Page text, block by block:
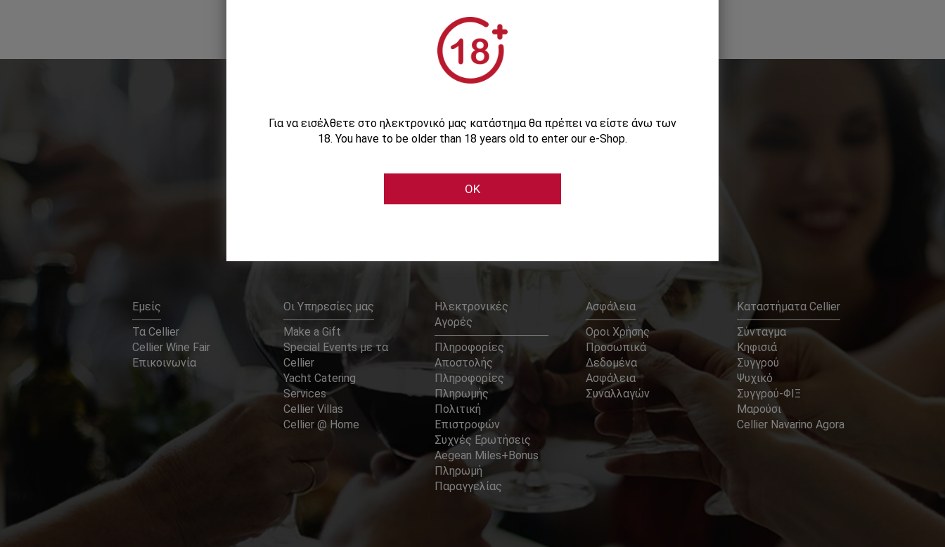
Εγγραφείτε στο Newsletter μας
Εμείς
Τα Cellier
Cellier Wine Fair
Επικοινωνία
Οι Υπηρεσίες μας
Make a Gift
Special Events με τα
Cellier
Yacht Catering
Services
Cellier Villas
Cellier @ Home
Ηλεκτρονικές
Αγορές
Πληροφορίες
Αποστολής
Πληροφορίες
Πληρωμής
Πολιτική
Επιστροφών
Συχνές Ερωτήσεις
Aegean Miles+Bonus
Πληρωμή
Παραγγελίας
Ασφάλεια
Οροι Χρήσης
Προσωπικά
Δεδομένα
Ασφάλεια
Συναλλαγών
Καταστήματα Cellier
Σύνταγμα
Κηφισιά
Συγγρού
Ψυχικό
Συγγρού-ΦΙΞ
Μαρούσι
Cellier Navarino Agora
Για να εισέλθετε στο ηλεκτρονικό μας κατάστημα θα πρέπει να είστε άνω των
18. You have to be older than 18 years old to enter our e-Shop.
OK